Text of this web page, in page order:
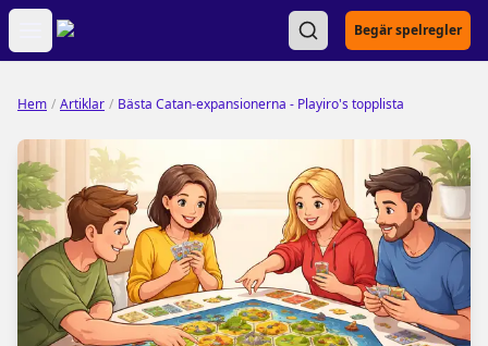
Open main menu Begär spelregler
Hem / Artiklar / Bästa Catan-expansionerna - Playiro's topplista